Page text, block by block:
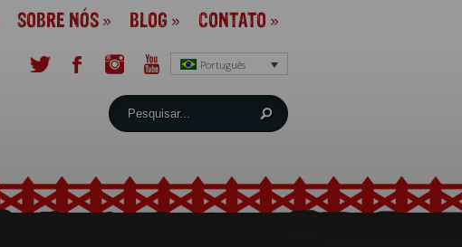
Português
SOBRE NÓS » BLOG » CONTATO »